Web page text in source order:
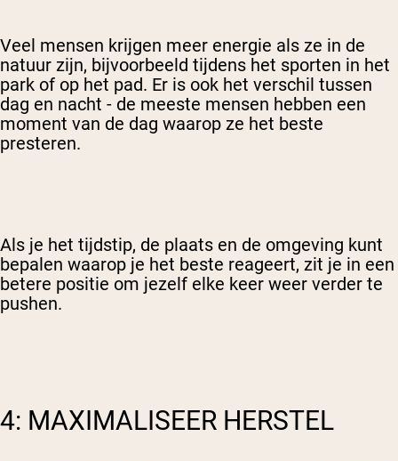
Veel mensen krijgen meer energie als ze in de
natuur zijn, bijvoorbeeld tijdens het sporten in het
park of op het pad. Er is ook het verschil tussen
dag en nacht - de meeste mensen hebben een
moment van de dag waarop ze het beste
presteren.
Als je het tijdstip, de plaats en de omgeving kunt
bepalen waarop je het beste reageert, zit je in een
betere positie om jezelf elke keer weer verder te
pushen.
4: MAXIMALISEER HERSTEL